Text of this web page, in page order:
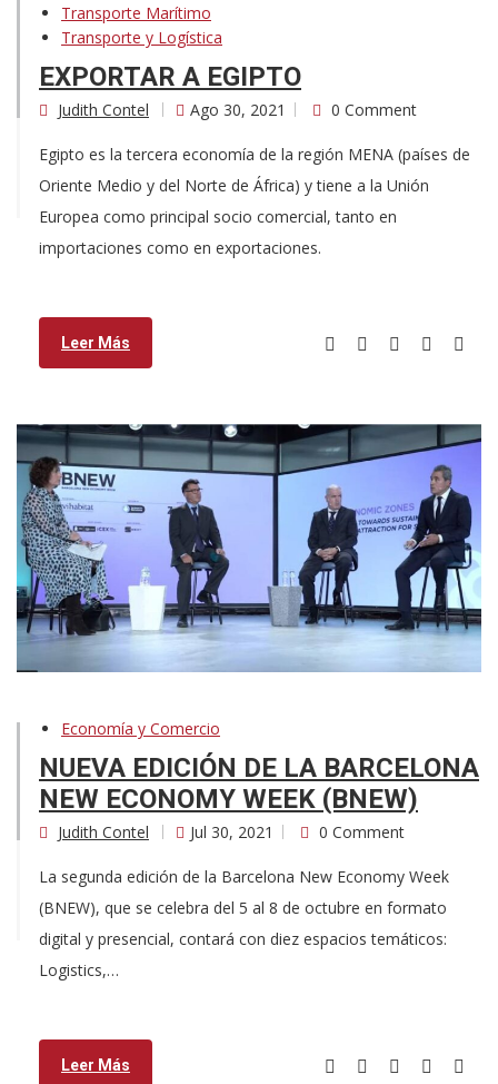
Transporte Marítimo
Transporte y Logística
EXPORTAR A EGIPTO
Judith Contel Ago 30, 2021 0 Comment
Egipto es la tercera economía de la región MENA (países de
Oriente Medio y del Norte de África) y tiene a la Unión
Europea como principal socio comercial, tanto en
importaciones como en exportaciones.
Leer Más
Economía y Comercio
NUEVA EDICIÓN DE LA BARCELONA
NEW ECONOMY WEEK (BNEW)
Judith Contel Jul 30, 2021 0 Comment
La segunda edición de la Barcelona New Economy Week
(BNEW), que se celebra del 5 al 8 de octubre en formato
digital y presencial, contará con diez espacios temáticos:
Logistics,…
Leer Más